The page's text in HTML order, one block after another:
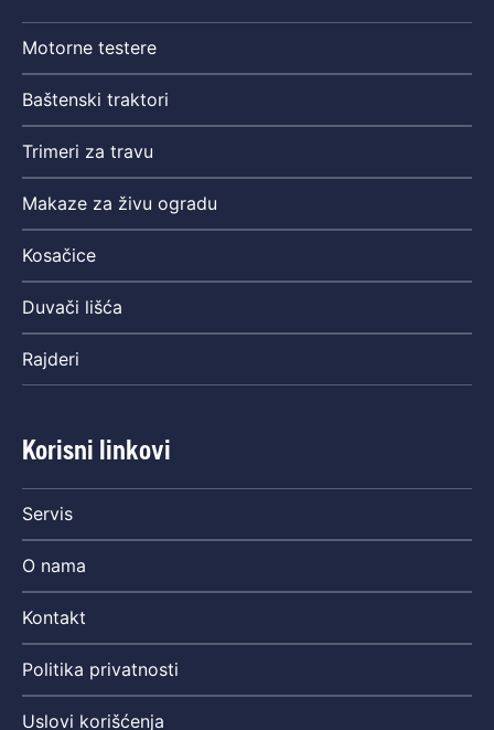
Motorne testere
Baštenski traktori
Trimeri za travu
Makaze za živu ogradu
Kosačice
Duvači lišća
Rajderi
Korisni linkovi
Servis
O nama
Kontakt
Politika privatnosti
Uslovi korišćenja